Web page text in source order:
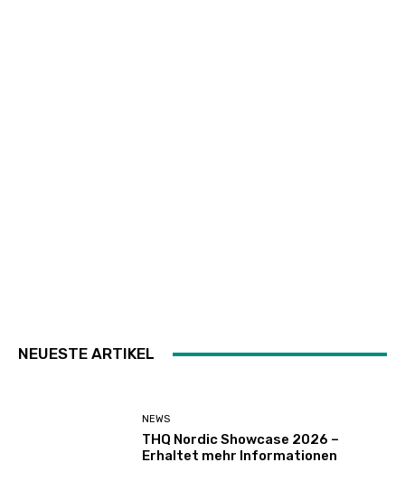
NEUESTE ARTIKEL
NEWS
THQ Nordic Showcase 2026 –
Erhaltet mehr Informationen